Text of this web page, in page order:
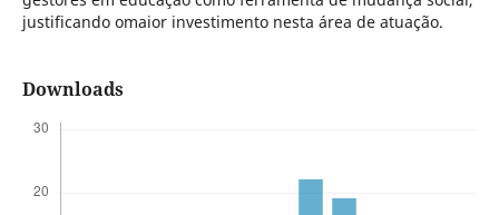
justificando omaior investimento nesta área de atuação.
Downloads